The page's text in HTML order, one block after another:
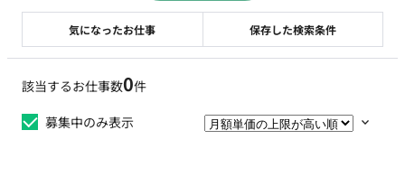
該当するお仕事数0件
募集中のみ表示
気になったお仕事 保存した検索条件